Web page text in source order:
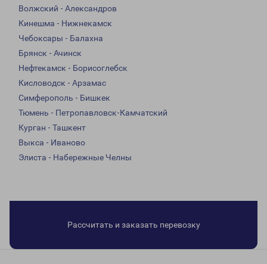
Волжский - Александров
Кинешма - Нижнекамск
Чебоксары - Балахна
Брянск - Ачинск
Нефтекамск - Борисоглебск
Кисловодск - Арзамас
Симферополь - Бишкек
Тюмень - Петропавловск-Камчатский
Курган - Ташкент
Выкса - Иваново
Элиста - Набережные Челны
Рассчитать и заказать перевозку